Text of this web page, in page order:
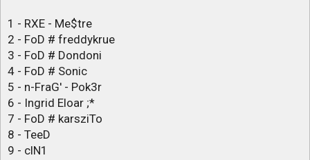
1 - RXE - Me$tre
2 - FoD # freddykrue
3 - FoD # Dondoni
4 - FoD # Sonic
5 - n-FraG' - Pok3r
6 - Ingrid Eloar ;*
7 - FoD # karsziTo
8 - TeeD
9 - clN1